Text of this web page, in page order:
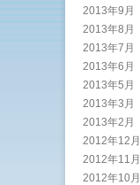
2013年9月
2013年8月
2013年7月
2013年6月
2013年5月
2013年3月
2013年2月
2012年12月
2012年11月
2012年10月